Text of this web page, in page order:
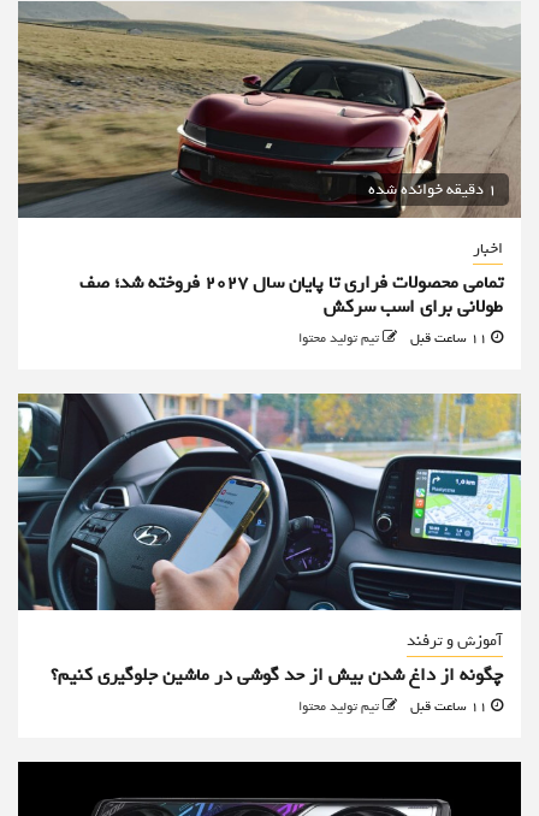
1 دقیقه خوانده شده
اخبار
تمامی محصولات فراری تا پایان سال ۲۰۲۷ فروخته شد؛ صف
طولانی برای اسب سرکش
تیم تولید محتوا
آموزش و ترفند
چگونه از داغ شدن بیش از حد گوشی در ماشین جلوگیری کنیم؟
تیم تولید محتوا